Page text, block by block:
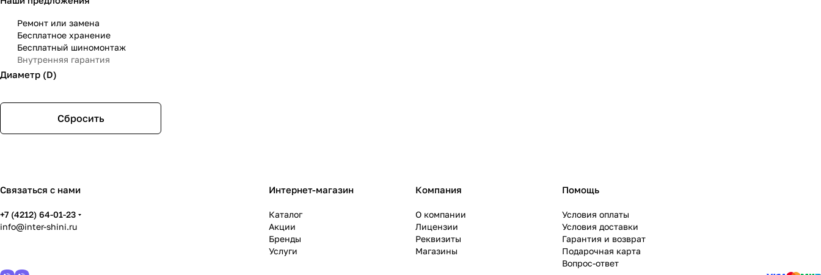
Ремонт или замена
Бесплатное хранение
Бесплатный шиномонтаж
Внутренняя гарантия
Диаметр (D)
Сбросить
Связаться с нами
+7 (4212) 64-01-23
info@inter-shini.ru
Интернет-магазин
Каталог
Акции
Бренды
Услуги
Компания
О компании
Лицензии
Реквизиты
Магазины
Помощь
Условия оплаты
Условия доставки
Гарантия и возврат
Подарочная карта
Вопрос-ответ